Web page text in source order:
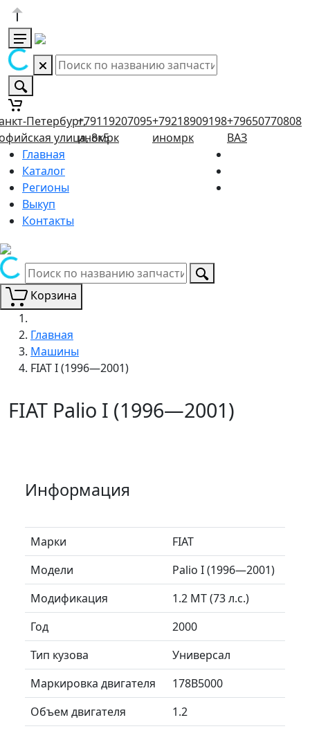
Петербург,
улица, 8к5
+79119207095
иномрк
+79218909198
иномрк
+79650770808
ВАЗ
Главная
Каталог
Регионы
Выкуп
Контакты
Корзина
Главная
Машины
FIAT I (1996—2001)
FIAT Palio I (1996—2001)
Информация
Марки
FIAT
Модели
Palio I (1996—2001)
Модификация
1.2 MT (73 л.с.)
Год
2000
Тип кузова
Универсал
Маркировка двигателя
178B5000
Объем двигателя
1.2